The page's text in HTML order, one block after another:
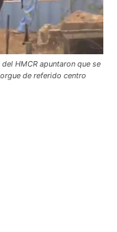
HMCR apuntaron que se
de referido centro